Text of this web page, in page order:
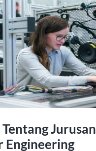
Jurusan
Engineering